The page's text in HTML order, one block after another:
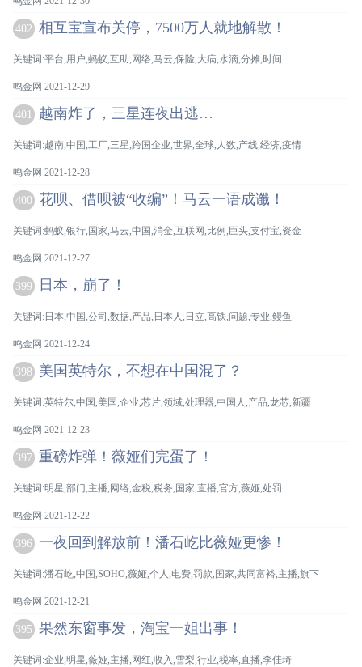
402 相互宝宣布关停，7500万人就地解散！
关键词:平台,用户,蚂蚁,互助,网络,马云,保险,大病,水滴,分摊,时间
鸣金网 2021-12-29
401 越南炸了，三星连夜出逃…
关键词:越南,中国,工厂,三星,跨国企业,世界,全球,人数,产线,经济,疫情
鸣金网 2021-12-28
400 花呗、借呗被“收编”！马云一语成谶！
关键词:蚂蚁,银行,国家,马云,中国,消金,互联网,比例,巨头,支付宝,资金
鸣金网 2021-12-27
399 日本，崩了！
关键词:日本,中国,公司,数据,产品,日本人,日立,高铁,问题,专业,鳗鱼
鸣金网 2021-12-24
398 美国英特尔，不想在中国混了？
关键词:英特尔,中国,美国,企业,芯片,领域,处理器,中国人,产品,龙芯,新疆
鸣金网 2021-12-23
397 重磅炸弹！薇娅们完蛋了！
关键词:明星,部门,主播,网络,金税,税务,国家,直播,官方,薇娅,处罚
鸣金网 2021-12-22
396 一夜回到解放前！潘石屹比薇娅更惨！
关键词:潘石屹,中国,SOHO,薇娅,个人,电费,罚款,国家,共同富裕,主播,旗下
鸣金网 2021-12-21
395 果然东窗事发，淘宝一姐出事！
关键词:企业,明星,薇娅,主播,网红,收入,雪梨,行业,税率,直播,李佳琦